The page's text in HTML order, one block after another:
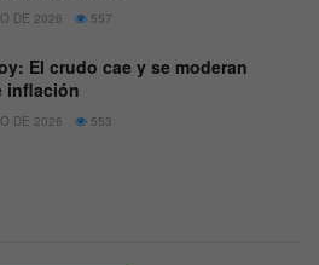
DE 2026 557
El crudo cae y se moderan
inflación
DE 2026 553